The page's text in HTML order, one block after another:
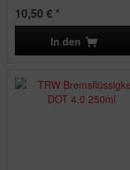
10,50 € *
In den